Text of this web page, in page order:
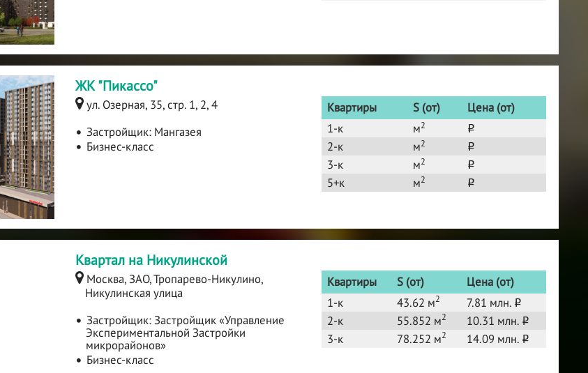
ЖК "Пикассо"
ул. Озерная, 35, стр. 1, 2, 4
Застройщик: Мангазея
Бизнес-класс
Квартиры S (от)
Цена (от)
1-к
м2 o
2-к м2 o
3-к м2 o
5+к м2 o
Квартал на Никулинской
Москва, ЗАО, Тропарево-Никулино,
Никулинская улица
Застройщик:Застройщик «Управление
Экспериментальной Застройки
микрорайонов»
Бизнес-класс
Квартиры S (от)
Цена (от)
1-к
43.62 м2 7.81 млн. o
2-к 55.852 м2 10.31 млн. o
3-к 78.252 м2 14.09 млн. o